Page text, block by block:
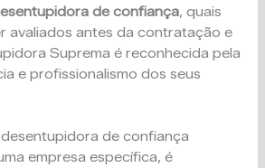
de confiança, quais
avaliados antes da contratação e
Suprema é reconhecida pela
e profissionalismo dos seus
de confiança
empresa específica, é